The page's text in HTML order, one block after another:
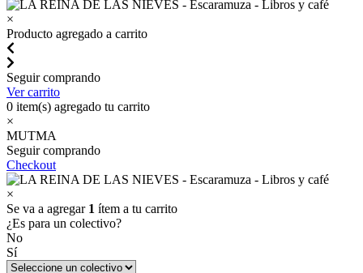
×
Producto agregado a carrito
Seguir comprando
Ver carrito
0 item(s) agregado tu carrito
×
MUTMA
Seguir comprando
Checkout
×
Se va a agregar 1 ítem a tu carrito
¿Es para un colectivo?
No
Sí